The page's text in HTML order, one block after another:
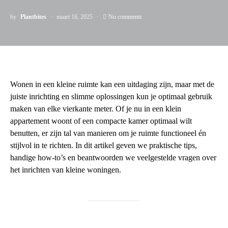
by Plantbites maart 16, 2025 No comments
Wonen in een kleine ruimte kan een uitdaging zijn, maar met de
juiste inrichting en slimme oplossingen kun je optimaal gebruik
maken van elke vierkante meter. Of je nu in een klein
appartement woont of een compacte kamer optimaal wilt
benutten, er zijn tal van manieren om je ruimte functioneel én
stijlvol in te richten. In dit artikel geven we praktische tips,
handige how-to’s en beantwoorden we veelgestelde vragen over
het inrichten van kleine woningen.